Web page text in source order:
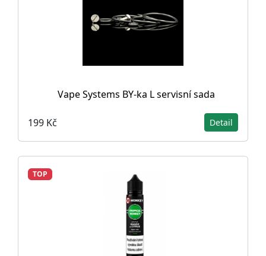
Vape Systems BY-ka L servisní sada
199 Kč Detail
TOP